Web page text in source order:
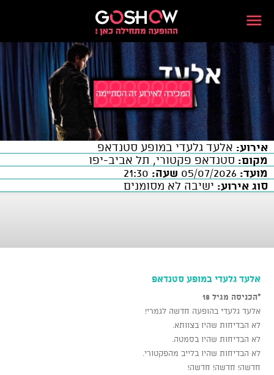
אירוע: אלעד גלעדי במופע סטנדאפ
מקום: סטנדאפ פקטורי, תל אביב-יפו
מועד:
שעה:
סוג אירוע: ישיבה לא מסומנים
אלעד גלעדי במופע סטנדאפ
*הכניסה מגיל 18
אלעד גלעדי בהופעה חדשה לגמרי!
לא הבדיחות שהיו בצוותא.
לא הבדיחות שהיו בסמטה.
לא הבדיחות שהיו בלייב מהפקטורי.
חדשה! חדשה! חדשה!